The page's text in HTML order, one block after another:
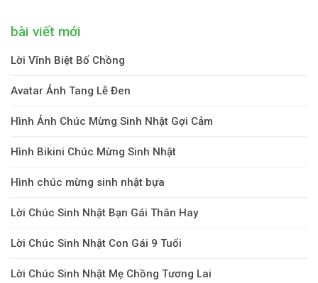
bài viết mới
Lời Vĩnh Biệt Bố Chồng
Avatar Ảnh Tang Lễ Đen
Hình Ảnh Chúc Mừng Sinh Nhật Gợi Cảm
Hình Bikini Chúc Mừng Sinh Nhật
Hình chúc mừng sinh nhật bựa
Lời Chúc Sinh Nhật Bạn Gái Thân Hay
Lời Chúc Sinh Nhật Con Gái 9 Tuổi
Lời Chúc Sinh Nhật Mẹ Chồng Tương Lai